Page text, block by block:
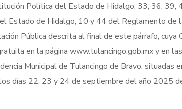
Política del Estado de Hidalgo, 33, 36, 39,
Estado de Hidalgo, 10 y 44 del Reglamento de
Pública descrita al final de este párrafo,
en la página www.tulancingo.gob.mx y en
Municipal de Tulancingo de Bravo, situadas
días 22, 23 y 24 de septiembre del año 2025